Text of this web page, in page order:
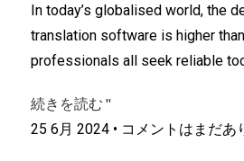
In today’s globalised world, the
translation software is higher
professionals all seek reliable
続きを読む "
25 6月 2024 コメントはまだあ